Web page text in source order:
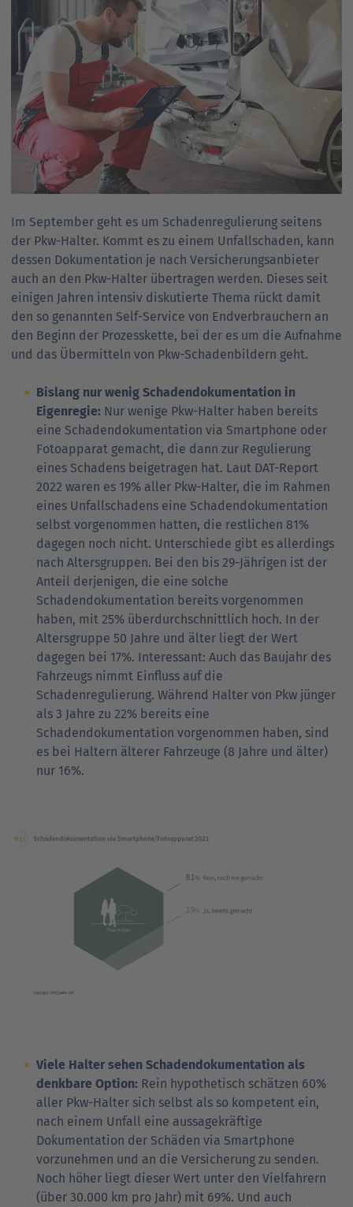
Ansprechpartner
Go
parent
navigation
Go
to
navigation
Nachrichten
Pressekontakt
Go
to
parent
navigation
Im September geht es um Schadenregulierung seitens
der Pkw-Halter. Kommt es zu einem Unfallschaden, kann
dessen Dokumentation je nach Versicherungsanbieter
auch an den Pkw-Halter übertragen werden. Dieses seit
einigen Jahren intensiv diskutierte Thema rückt damit
den so genannten Self-Service von Endverbrauchern an
den Beginn der Prozesskette, bei der es um die Aufnahme
und das Übermitteln von Pkw-Schadenbildern geht.
Bislang nur wenig Schadendokumentation in
Eigenregie: Nur wenige Pkw-Halter haben bereits
eine Schadendokumentation via Smartphone oder
Fotoapparat gemacht, die dann zur Regulierung
eines Schadens beigetragen hat. Laut DAT-Report
2022 waren es 19% aller Pkw-Halter, die im Rahmen
eines Unfallschadens eine Schadendokumentation
selbst vorgenommen hatten, die restlichen 81%
dagegen noch nicht. Unterschiede gibt es allerdings
nach Altersgruppen. Bei den bis 29-Jährigen ist der
Anteil derjenigen, die eine solche
Schadendokumentation bereits vorgenommen
haben, mit 25% überdurchschnittlich hoch. In der
Altersgruppe 50 Jahre und älter liegt der Wert
dagegen bei 17%. Interessant: Auch das Baujahr des
Fahrzeugs nimmt Einfluss auf die
Schadenregulierung. Während Halter von Pkw jünger
als 3 Jahre zu 22% bereits eine
Schadendokumentation vorgenommen haben, sind
es bei Haltern älterer Fahrzeuge (8 Jahre und älter)
nur 16%.
Viele Halter sehen Schadendokumentation als
denkbare Option: Rein hypothetisch schätzen 60%
aller Pkw-Halter sich selbst als so kompetent ein,
nach einem Unfall eine aussagekräftige
Dokumentation der Schäden via Smartphone
vorzunehmen und an die Versicherung zu senden.
Noch höher liegt dieser Wert unter den Vielfahrern
(über 30.000 km pro Jahr) mit 69%. Und auch